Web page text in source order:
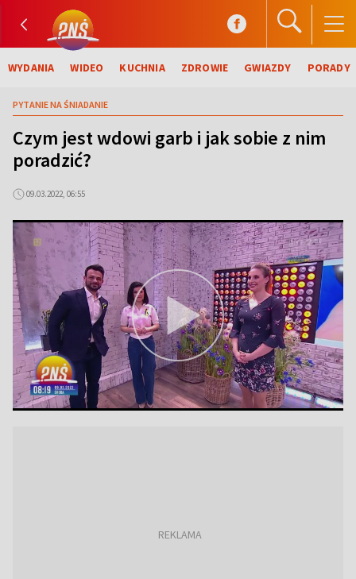
WYDANIA WIDEO KUCHNIA ZDROWIE GWIAZDY PORADY
PYTANIE NA ŚNIADANIE
Czym jest wdowi garb i jak sobie z nim
poradzić?
09.03.2022, 06:55